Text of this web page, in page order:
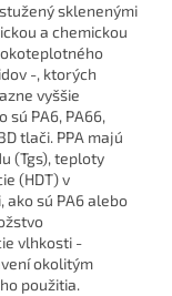
sklenenými
a chemickou
-, ktorých
vyššie
PA6, PA66,
tlači. PPA majú
(Tgs), teploty
(HDT) v
sú PA6 alebo
vlhkosti -
okolitým
použitia.